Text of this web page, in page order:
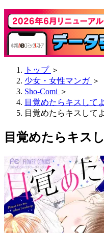
トップ ＞
少女・女性マンガ ＞
Sho-Comi ＞
目覚めたらキスして
目覚めたらキスして
目覚めたらキス